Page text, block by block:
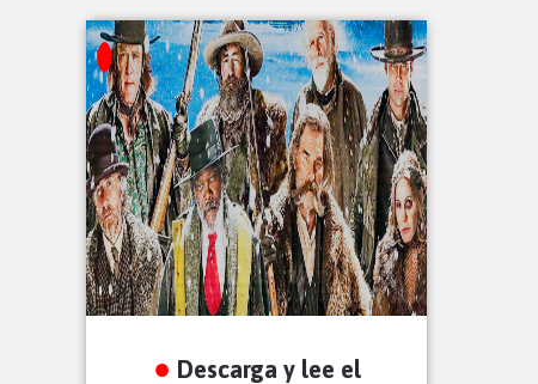
Descarga y lee el